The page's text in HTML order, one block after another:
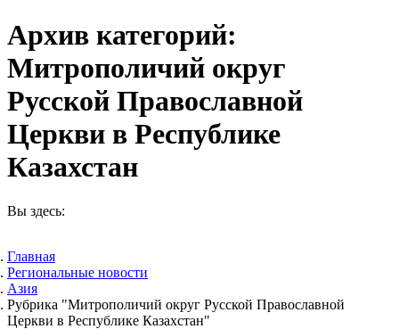
Архив категорий:
Митрополичий округ
Русской Православной
Церкви в Республике
Казахстан
Вы здесь:
Главная
Pегиональные новости
Азия
Рубрика "Митрополичий округ Русской Православной
Церкви в Республике Казахстан"